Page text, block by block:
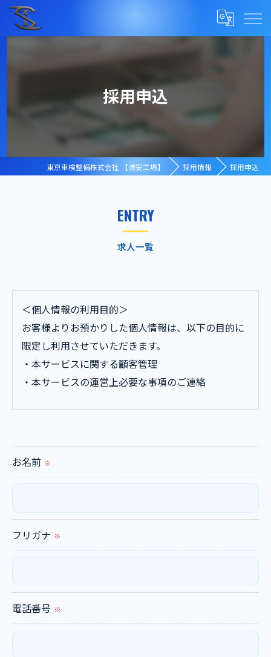
採用申込
東京車検整備株式会社 【浦安工場】 採用情報 採用申込
求人一覧
ENTRY
＜個人情報の利用目的＞
お客様よりお預かりした個人情報は、以下の目的に
限定し利用させていただきます。
・本サービスに関する顧客管理
・本サービスの運営上必要な事項のご連絡
られた場合を除き、
お名前 ※
フリガナ ※
電話番号 ※